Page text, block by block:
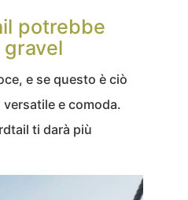
potrebbe
e se questo è ciò
e comoda.
ti darà più